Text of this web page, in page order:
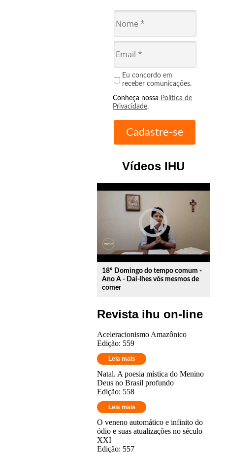
Eu concordo em
receber comunicações.
Conheça nossa Política de
Privacidade.
Vídeos IHU
play_circle_outline
18º Domingo do tempo comum -
Ano A - Dai-lhes vós mesmos de
comer
Revista ihu on-line
Aceleracionismo Amazônico
Edição: 559
Leia mais
Natal. A poesia mística do Menino
Deus no Brasil profundo
Edição: 558
Leia mais
O veneno automático e infinito do
ódio e suas atualizações no século
XXI
Edição: 557